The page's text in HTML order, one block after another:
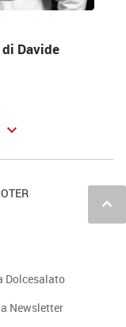
Davide
keyboard_arrow_down
keyboard_arrow_up
Dolcesalato
Newsletter